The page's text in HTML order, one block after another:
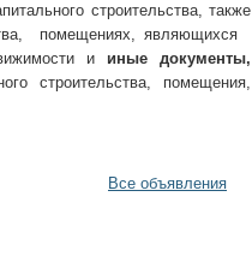
строительства, также
помещениях, являющихся
и иные документы,
строительства, помещения,
Все объявления